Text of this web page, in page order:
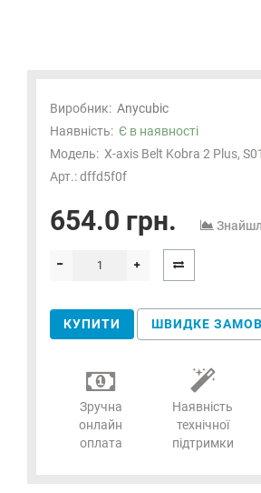
Виробник: Anycubic
Наявність: Є в наявності
Модель: X-axis Belt Kobra 2 Plus,
Арт.: dffd5f0f
654.0 грн.
КУПИТИ ШВИДКЕ
Зручна
онлайн
оплата
Наявність
технічної
підтримки